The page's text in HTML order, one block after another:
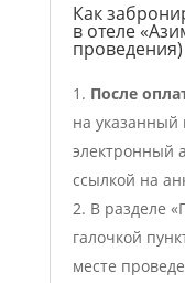
Как
в отеле
проведения)
После
на указанный
электронный
ссылкой на
В разделе
галочкой
месте